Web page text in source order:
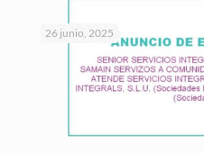
26 junio, 2025